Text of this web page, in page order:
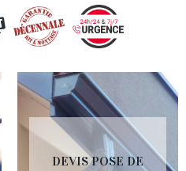
DEVIS POSE DE